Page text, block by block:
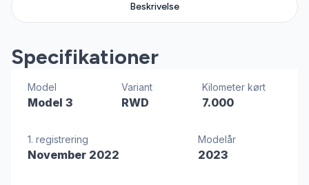
Beskrivelse
Specifikationer
Model
Model 3
Variant
RWD
Kilometer kørt
7.000
1. registrering
November 2022
Modelår
2023